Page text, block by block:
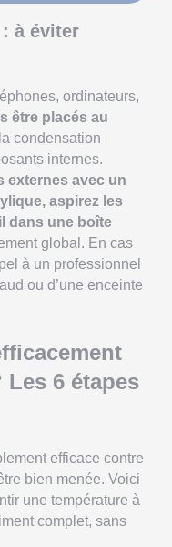
à éviter
ordinateurs,
être placés au
condensation
internes.
externes avec un
aspirez les
dans une boîte
global. En cas
à un professionnel
ou d’une enceinte
6 étapes
efficace contre
bien menée. Voici
une température à
complet, sans